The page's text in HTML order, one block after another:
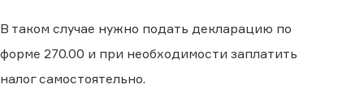
В таком случае нужно подать декларацию по
форме 270.00 и при необходимости заплатить
налог самостоятельно.